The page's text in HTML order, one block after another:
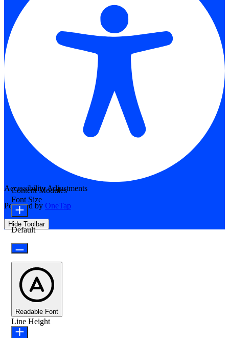
Accessibility Adjustments
Powered by OneTap
Hide Toolbar
Content Modules
Font Size
Default
Readable Font
Line Height